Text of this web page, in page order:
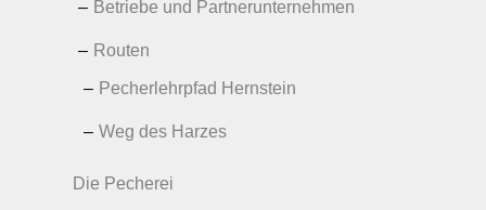
Betriebe und Partnerunternehmen
Routen
Pecherlehrpfad Hernstein
Weg des Harzes
Die Pecherei